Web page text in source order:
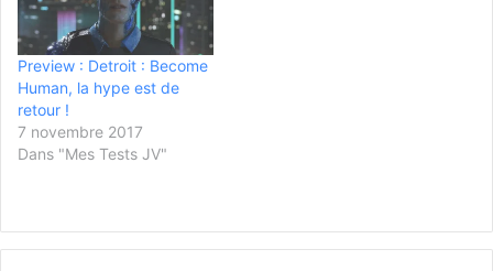
Preview : Detroit : Become
Human, la hype est de
retour !
7 novembre 2017
Dans "Mes Tests JV"